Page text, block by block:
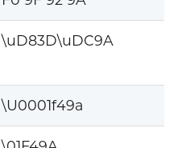
\uD83D\uDC9A
\U0001f49a